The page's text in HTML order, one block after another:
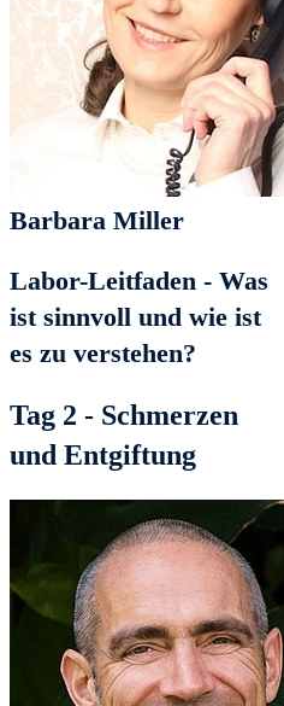
Barbara Miller
Labor-Leitfaden - Was
ist sinnvoll und wie ist
es zu verstehen?
Tag 2 - Schmerzen
und Entgiftung